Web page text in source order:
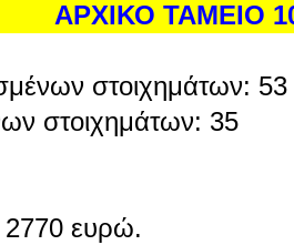
ΑΡΧΙΚΟ ΤΑΜΕΙΟ
στοιχημάτων: 53
στοιχημάτων: 35
2770 ευρώ.